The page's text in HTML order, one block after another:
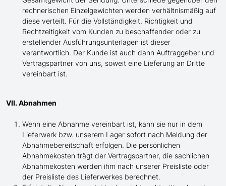
rechnerischen Einzelgewichten werden verhältnismäßig auf
diese verteilt. Für die Vollständigkeit, Richtigkeit und
Rechtzeitigkeit vom Kunden zu beschaffender oder zu
erstellender Ausführungsunterlagen ist dieser
verantwortlich. Der Kunde ist auch dann Auftraggeber und
Vertragspartner von uns, soweit eine Lieferung an Dritte
vereinbart ist.
VII. Abnahmen
Wenn eine Abnahme vereinbart ist, kann sie nur in dem
Lieferwerk bzw. unserem Lager sofort nach Meldung der
Abnahmebereitschaft erfolgen. Die persönlichen
Abnahmekosten trägt der Vertragspartner, die sachlichen
Abnahmekosten werden ihm nach unserer Preisliste oder
der Preisliste des Lieferwerkes berechnet.